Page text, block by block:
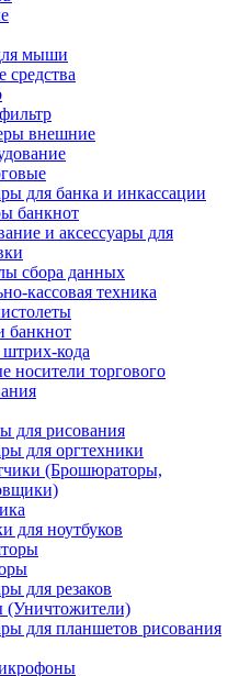
мыши
средства
внешние
для банка и инкассации
банкнот
и аксессуары для
сбора данных
кассовая техника
банкнот
кода
носители торгового
для рисования
для оргтехники
(Брошюраторы,
для ноутбуков
для резаков
для планшетов рисования